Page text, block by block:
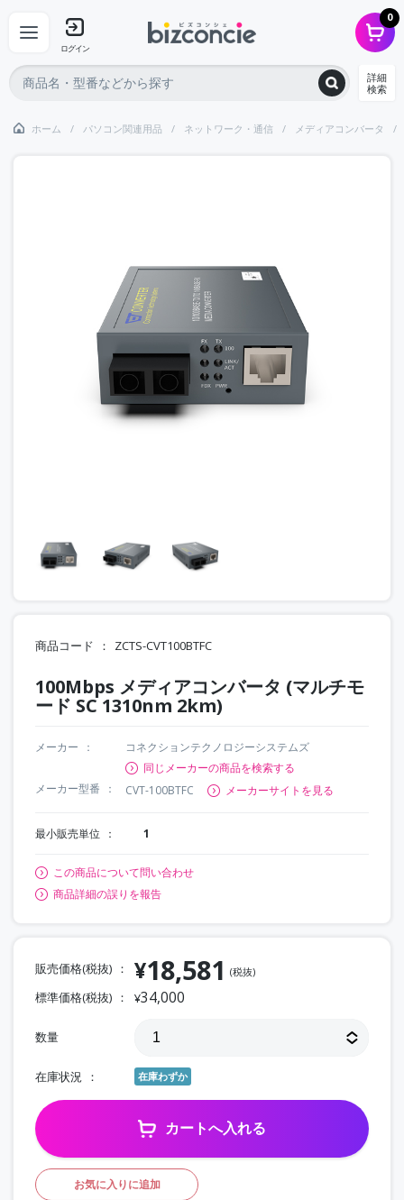
ログイン
0
詳細
検索
ホーム パソコン関連用品 ネットワーク・通信 メディアコンバータ
商品コード ZCTS-CVT100BTFC
100Mbps メディアコンバータ (マルチモ
ード SC 1310nm 2km)
メーカー
コネクションテクノロジーシステムズ
同じメーカーの商品を検索する
メーカー型番
CVT-100BTFC メーカーサイトを見る
最小販売単位 1
この商品について問い合わせ
商品詳細の誤りを報告
販売価格(税抜) ¥18,581 (税抜)
標準価格(税抜) ¥34,000
数量
在庫状況 在庫わずか
カートへ入れる
お気に入りに追加